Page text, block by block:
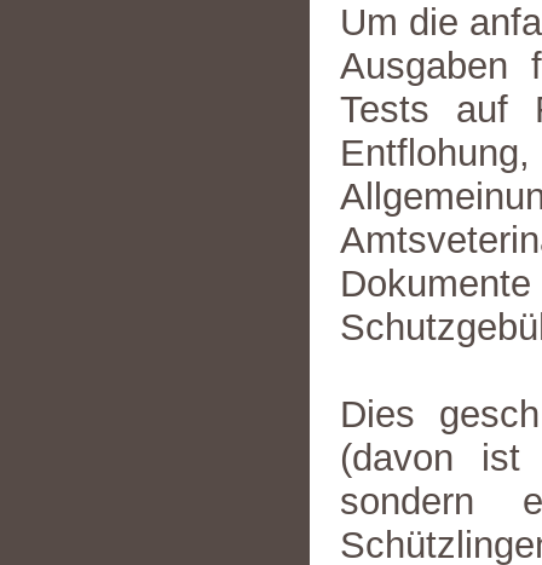
Um die
Ausgaben
Tests auf
Dies
(davon ist
sondern